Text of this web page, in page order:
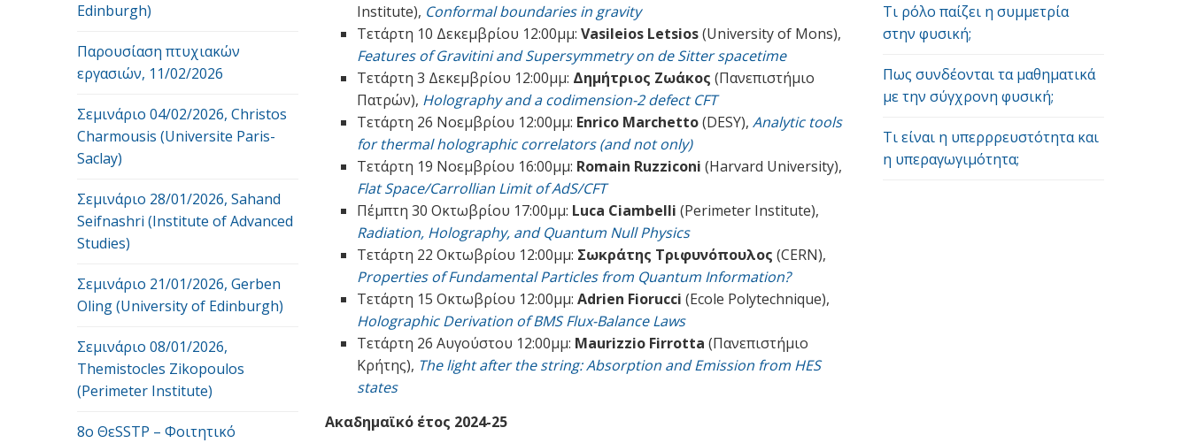
Edinburgh)
Παρουσίαση πτυχιακών
εργασιών, 11/02/2026
Σεμινάριο 04/02/2026, Christos
Charmousis (Universite Paris-
Saclay)
Σεμινάριο 28/01/2026, Sahand
Seifnashri (Institute of Advanced
Studies)
Σεμινάριο 21/01/2026, Gerben
Oling (University of Edinburgh)
Σεμινάριο 08/01/2026,
Themistocles Zikopoulos
(Perimeter Institute)
8o ΘεSSTP – Φοιτητικό
Institute), Conformal boundaries in gravity
Τετάρτη 10 Δεκεμβρίου 12:00μμ: Vasileios Letsios(University of Mons),
Features of Gravitini and Supersymmetry on de Sitter spacetime
Τετάρτη 3 Δεκεμβρίου 12:00μμ: Δημήτριος Ζωάκος (Πανεπιστήμιο
Πατρών), Holography and a codimension-2 defect CFT
Τετάρτη 26 Νοεμβρίου 12:00μμ: Enrico Marchetto(DESY), Analytic tools
for thermal holographic correlators (and not only)
Τετάρτη 19 Νοεμβρίου 16:00μμ: Romain Ruzziconi (Harvard University),
Flat Space/Carrollian Limit of AdS/CFT
Πέμπτη 30 Οκτωβρίου 17:00μμ: Luca Ciambelli (Perimeter Institute),
Radiation, Holography, and Quantum Null Physics
Τετάρτη 22 Οκτωβρίου 12:00μμ: Σωκράτης Τριφυνόπουλος (CERN),
Properties of Fundamental Particles from Quantum Information?
Τετάρτη 15 Οκτωβρίου 12:00μμ: Adrien Fiorucci (Ecole Polytechnique),
Holographic Derivation of BMS Flux-Balance Laws
Τετάρτη 26 Αυγούστου 12:00μμ: Maurizzio Firrotta (Πανεπιστήμιο
Κρήτης), The light after the string: Absorption and Emission from HES
states
Ακαδημαϊκό έτος 2024-25
Τι ρόλο παίζει η συμμετρία
στην φυσική;
Πως συνδέονται τα μαθηματικά
με την σύγχρονη φυσική;
Τι είναι η υπερρρευστότητα και
η υπεραγωγιμότητα;